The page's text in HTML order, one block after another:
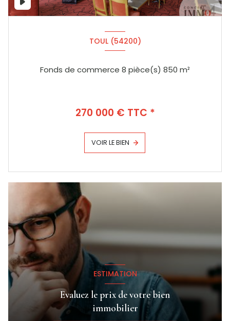
TOUL (54200)
Fonds de commerce 8 pièce(s) 850 m²
270 000 € TTC *
VOIR LE BIEN
ESTIMATION
Evaluez le prix de votre bien
immobilier